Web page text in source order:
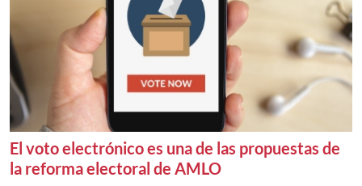
El voto electrónico es una de las propuestas de
la reforma electoral de AMLO